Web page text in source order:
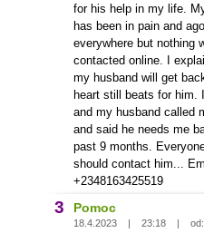
for his help in my life.
has been in pain and
everywhere but nothing
contacted online. I
my husband will get
heart still beats for him.
and my husband called
and said he needs me
past 9 months.
should contact him...
+2348163425519
3 Pomoc
18.4.2023 | 23:18 | od: